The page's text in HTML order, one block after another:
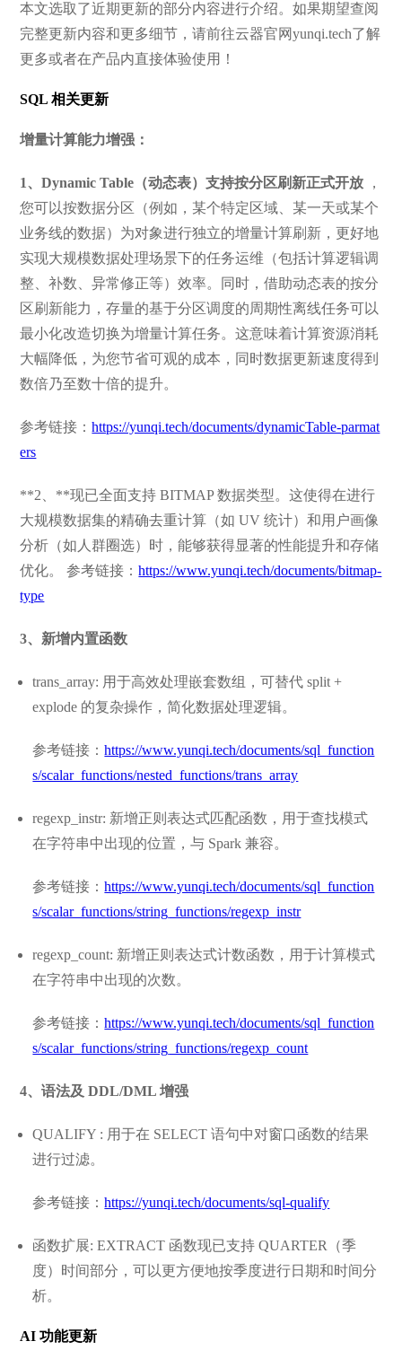
本文选取了近期更新的部分内容进行介绍。如果期望查阅
完整更新内容和更多细节，请前往云器官网yunqi.tech了解
更多或者在产品内直接体验使用！
SQL 相关更新
增量计算能力增强：
1、Dynamic Table（动态表）支持按分区刷新正式开放 ，
您可以按数据分区（例如，某个特定区域、某一天或某个
业务线的数据）为对象进行独立的增量计算刷新，更好地
实现大规模数据处理场景下的任务运维（包括计算逻辑调
整、补数、异常修正等）效率。同时，借助动态表的按分
区刷新能力，存量的基于分区调度的周期性离线任务可以
最小化改造切换为增量计算任务。这意味着计算资源消耗
大幅降低，为您节省可观的成本，同时数据更新速度得到
数倍乃至数十倍的提升。
参考链接：https://yunqi.tech/documents/dynamicTable-parmat
ers
**2、**现已全面支持 BITMAP 数据类型。这使得在进行
大规模数据集的精确去重计算（如 UV 统计）和用户画像
分析（如人群圈选）时，能够获得显著的性能提升和存储
优化。 参考链接：https://www.yunqi.tech/documents/bitmap-
type
3、新增内置函数
trans_array: 用于高效处理嵌套数组，可替代 split +
explode 的复杂操作，简化数据处理逻辑。
参考链接：https://www.yunqi.tech/documents/sql_function
s/scalar_functions/nested_functions/trans_array
regexp_instr: 新增正则表达式匹配函数，用于查找模式
在字符串中出现的位置，与 Spark 兼容。
参考链接：https://www.yunqi.tech/documents/sql_function
s/scalar_functions/string_functions/regexp_instr
regexp_count: 新增正则表达式计数函数，用于计算模式
在字符串中出现的次数。
参考链接：https://www.yunqi.tech/documents/sql_function
s/scalar_functions/string_functions/regexp_count
4、语法及 DDL/DML 增强
QUALIFY : 用于在 SELECT 语句中对窗口函数的结果
进行过滤。
参考链接：https://yunqi.tech/documents/sql-qualify
函数扩展: EXTRACT 函数现已支持 QUARTER（季
度）时间部分，可以更方便地按季度进行日期和时间分
析。
AI 功能更新